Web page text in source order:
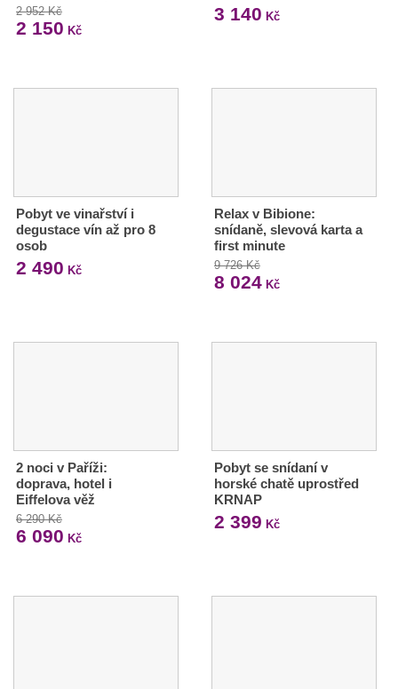
2 952 Kč
2 150 Kč
3 140 Kč
Pobyt ve vinařství i
degustace vín až pro 8
osob
2 490 Kč
Relax v Bibione:
snídaně, slevová karta a
first minute
9 726 Kč
8 024Kč
2 noci v Paříži:
doprava, hotel i
Eiffelova věž
6 290 Kč
6 090 Kč
Pobyt se snídaní v
horské chatě uprostřed
KRNAP
2 399 Kč